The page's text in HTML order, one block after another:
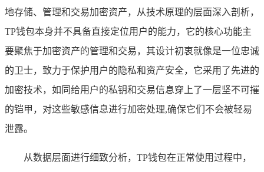
地存储、管理和交易加密资产，从技术原理的层面深入剖析，
TP钱包本身并不具备直接定位用户的能力，它的核心功能主
要聚焦于加密资产的管理和交易，其设计初衷就像是一位忠诚
的卫士，致力于保护用户的隐私和资产安全，它采用了先进的
加密技术，如同给用户的私钥和交易信息穿上了一层坚不可摧
的铠甲，对这些敏感信息进行加密处理,确保它们不会被轻易
泄露。
从数据层面进行细致分析，TP钱包在正常使用过程中，